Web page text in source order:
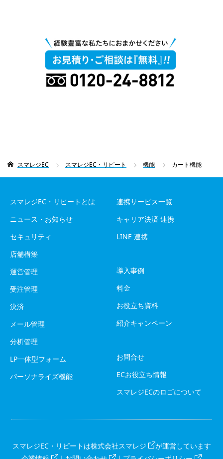
スマレジEC スマレジEC・リピート 機能 カート機能
スマレジEC・リピートとは
ニュース・お知らせ
セキュリティ
店舗構築
運営管理
受注管理
決済
メール管理
分析管理
LP一体型フォーム
パーソナライズ機能
連携サービス一覧
キャリア決済 連携
LINE 連携
導入事例
料金
お役立ち資料
紹介キャンペーン
お問合せ
ECお役立ち情報
スマレジECのロゴについて
スマレジEC・リピートは株式会社スマレジ
が運営しています